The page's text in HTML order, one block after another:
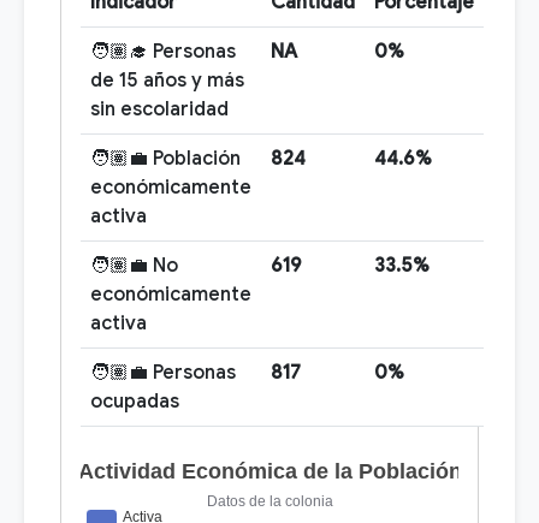
🧑🏽‍🎓 Personas
de 15 años y más
sin escolaridad
NA 0%
🧑🏽‍💼 Población
económicamente
activa
824 44.6%
🧑🏽‍💼 No
económicamente
activa
619 33.5%
🧑🏽‍💼 Personas
ocupadas
817 0%